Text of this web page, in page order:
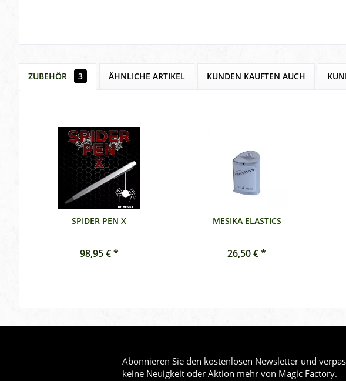
ZUBEHÖR 3 ÄHNLICHE ARTIKEL KUNDEN KAUFTEN AUCH
SPIDER PEN X
98,95 € *
MESIKA ELASTICS
26,50 € *
Abonnieren Sie den kostenlosen Newsletter und
keine Neuigkeit oder Aktion mehr von Magic Factory.